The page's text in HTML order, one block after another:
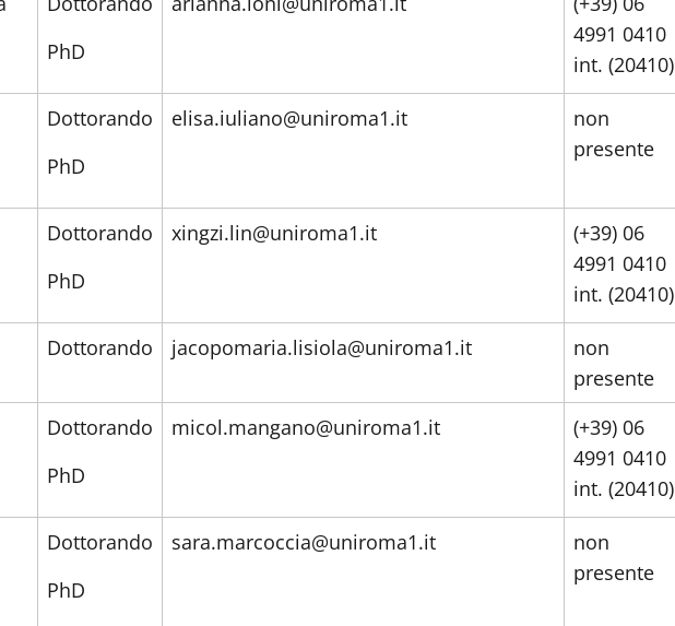
PhD
4991 0410
int. (20410)
Dottorando
PhD
elisa.iuliano@uniroma1.it
non
presente
Dottorando
PhD
xingzi.lin@uniroma1.it
(+39) 06
4991 0410
int. (20410)
Dottorando jacopomaria.lisiola@uniroma1.it
non
presente
Dottorando
PhD
micol.mangano@uniroma1.it
(+39) 06
4991 0410
int. (20410)
Dottorando
PhD
sara.marcoccia@uniroma1.it
non
presente